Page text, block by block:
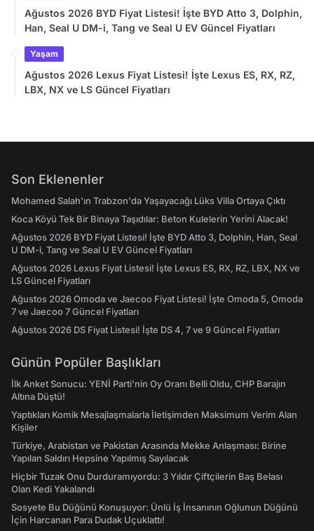
Ağustos 2026 BYD Fiyat Listesi! İşte BYD Atto 3, Dolphin,
Han, Seal U DM-i, Tang ve Seal U EV Güncel Fiyatları
Yaşam
Ağustos 2026 Lexus Fiyat Listesi! İşte Lexus ES, RX, RZ,
LBX, NX ve LS Güncel Fiyatları
Son Eklenenler
Mohamed Salah'ın Trabzon'da Yaşayacağı Lüks Villa Ortaya Çıktı
Koca Köyü Tek Bir Binaya Taşıdılar: Beton Kulelerin Yerini Alacak!
Ağustos 2026 BYD Fiyat Listesi! İşte BYD Atto 3, Dolphin, Han, Seal
U DM-i, Tang ve Seal U EV Güncel Fiyatları
Ağustos 2026 Lexus Fiyat Listesi! İşte Lexus ES, RX, RZ, LBX, NX ve
LS Güncel Fiyatları
Ağustos 2026 Omoda ve Jaecoo Fiyat Listesi! İşte Omoda 5, Omoda
7 ve Jaecoo 7 Güncel Fiyatları
Ağustos 2026 DS Fiyat Listesi! İşte DS 4, 7 ve 9 Güncel Fiyatları
Günün Popüler Başlıkları
İlk Anket Sonucu: YENİ Parti'nin Oy Oranı Belli Oldu, CHP Barajın
Altına Düştü!
Yaptıkları Komik Mesajlaşmalarla İletişimden Maksimum Verim Alan
Kişiler
Türkiye, Arabistan ve Pakistan Arasında Mekke Anlaşması: Birine
Yapılan Saldırı Hepsine Yapılmış Sayılacak
Hiçbir Tuzak Onu Durduramıyordu: 3 Yıldır Çiftçilerin Baş Belası
Olan Kedi Yakalandı
Sosyete Bu Düğünü Konuşuyor: Ünlü İş İnsanının Oğlunun Düğünü
İçin Harcanan Para Dudak Uçuklattı!